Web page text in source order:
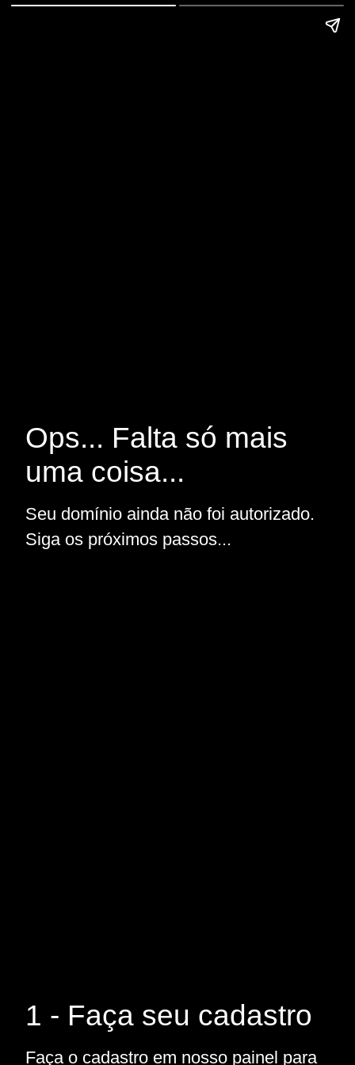
Ops... Falta só mais
uma coisa...
Seu domínio ainda não foi autorizado.
Siga os próximos passos...
1 - Faça seu cadastro
Faça o cadastro em nosso painel para